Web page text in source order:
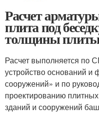
Расчет
плита под
толщины
Расчет выполняется по
устройство оснований и
сооружений» и по
проектированию
зданий и сооружений